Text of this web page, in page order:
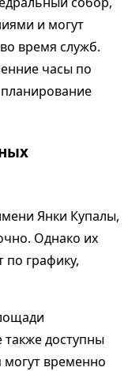
и могут
время служб.
часы по
Янки Купалы,
Однако их
по графику,
доступны
могут временно